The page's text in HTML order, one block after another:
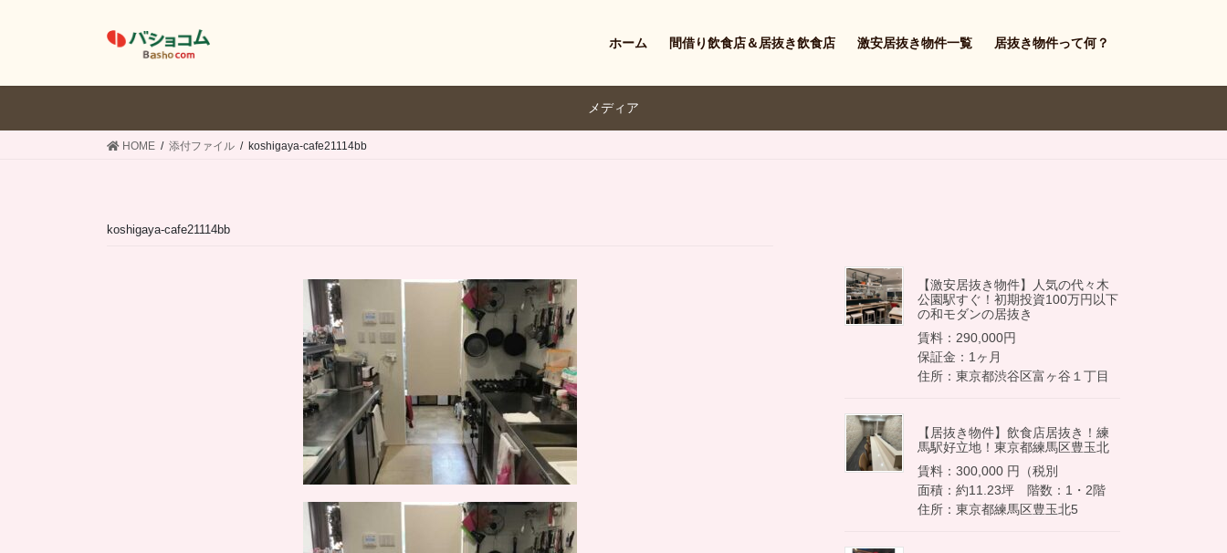
ホーム 間借り飲食店＆居抜き飲食店 激安居抜き物件一覧 居抜き物件って何？
メディア
HOME 添付ファイル koshigaya-cafe21114bb
koshigaya-cafe21114bb
【激安居抜き物件】人気の代々木
公園駅すぐ！初期投資100万円以下
の和モダンの居抜き
賃料：290,000円
保証金：1ヶ月
住所：東京都渋谷区富ヶ谷１丁目
【居抜き物件】飲食店居抜き！練
馬駅好立地！東京都練馬区豊玉北
賃料：300,000 円（税別
面積：約11.23坪 階数：1・2階
住所：東京都練馬区豊玉北5